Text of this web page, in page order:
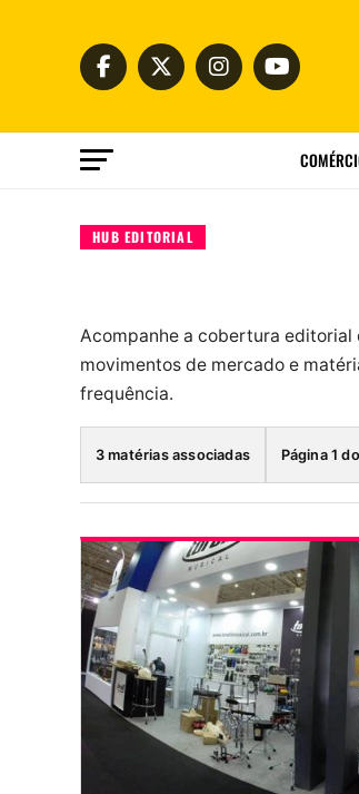
HUB EDITORIAL
Acompanhe a cobertura editorial
movimentos de mercado e
frequência.
3 matérias associadas Página 1